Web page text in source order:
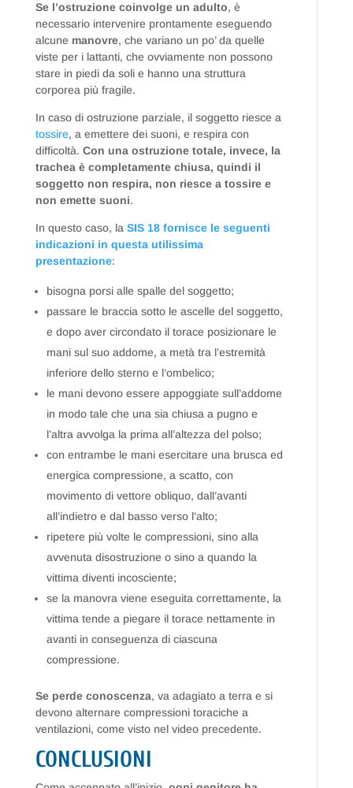
Se l’ostruzione coinvolge un adulto, è
necessario intervenire prontamente eseguendo
alcune manovre, che variano un po’ da quelle
viste per i lattanti, che ovviamente non possono
stare in piedi da soli e hanno una struttura
corporea più fragile.
In caso di ostruzione parziale, il soggetto riesce a
tossire, a emettere dei suoni, e respira con
difficoltà. Con una ostruzione totale, invece, la
trachea è completamente chiusa, quindi il
soggetto non respira, non riesce a tossire e
non emette suoni.
In questo caso, la SIS 18 fornisce le seguenti
indicazioni in questa utilissima
presentazione:
bisogna porsi alle spalle del soggetto;
passare le braccia sotto le ascelle del soggetto,
e dopo aver circondato il torace posizionare le
mani sul suo addome, a metà tra l’estremità
inferiore dello sterno e l’ombelico;
le mani devono essere appoggiate sull’addome
in modo tale che una sia chiusa a pugno e
l’altra avvolga la prima all’altezza del polso;
con entrambe le mani esercitare una brusca ed
energica compressione, a scatto, con
movimento di vettore obliquo, dall’avanti
all’indietro e dal basso verso l’alto;
ripetere più volte le compressioni, sino alla
avvenuta disostruzione o sino a quando la
vittima diventi incosciente;
se la manovra viene eseguita correttamente, la
vittima tende a piegare il torace nettamente in
avanti in conseguenza di ciascuna
compressione.
Se perde conoscenza, va adagiato a terra e si
devono alternare compressioni toraciche a
ventilazioni, come visto nel video precedente.
CONCLUSIONI